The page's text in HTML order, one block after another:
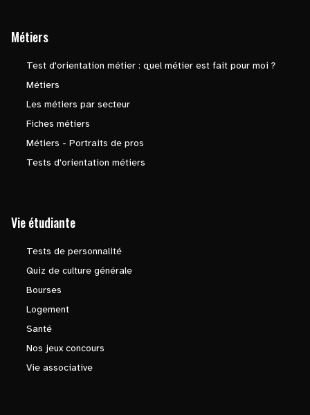
Métiers
Test d'orientation métier : quel métier est fait pour moi ?
Métiers
Les métiers par secteur
Fiches métiers
Métiers - Portraits de pros
Tests d'orientation métiers
Vie étudiante
Tests de personnalité
Quiz de culture générale
Bourses
Logement
Santé
Nos jeux concours
Vie associative